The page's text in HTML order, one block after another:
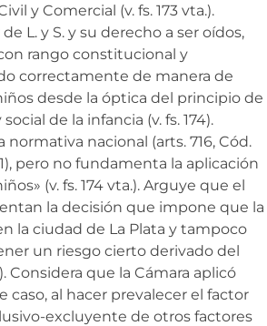
y Comercial (v. fs. 173 vta.).
L. y S. y su derecho a ser oídos,
rango constitucional y
correctamente de manera de
desde la óptica del principio de
de la infancia (v. fs. 174).
nacional (arts. 716, Cód.
pero no fundamenta la aplicación
(v. fs. 174 vta.). Arguye que el
la decisión que impone que la
la ciudad de La Plata y tampoco
un riesgo cierto derivado del
Considera que la Cámara aplicó
al hacer prevalecer el factor
excluyente de otros factores